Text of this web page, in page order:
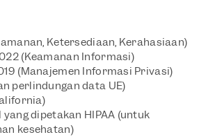
Ketersediaan, Kerahasiaan)
(Keamanan Informasi)
(Manajemen Informasi Privasi)
perlindungan data UE)
dipetakan HIPAA (untuk
kesehatan)